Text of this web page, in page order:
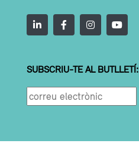
SUBSCRIU-TE AL BUTLLETÍ: